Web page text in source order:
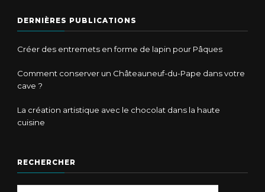
DERNIÈRES PUBLICATIONS
Créer des entremets en forme de lapin pour Pâques
Comment conserver un Châteauneuf-du-Pape dans votre
cave ?
La création artistique avec le chocolat dans la haute
cuisine
RECHERCHER